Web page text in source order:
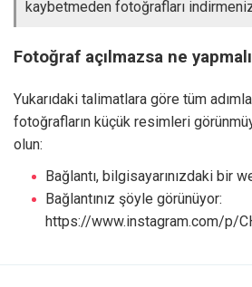
kaybetmeden fotoğrafları
Fotoğraf açılmazsa ne yapmalı
Yukarıdaki talimatlara göre tüm
fotoğrafların küçük resimleri
olun:
Bağlantı, bilgisayarınızdaki bir
Bağlantınız şöyle görünüyor:
https://www.instagram.com/p/